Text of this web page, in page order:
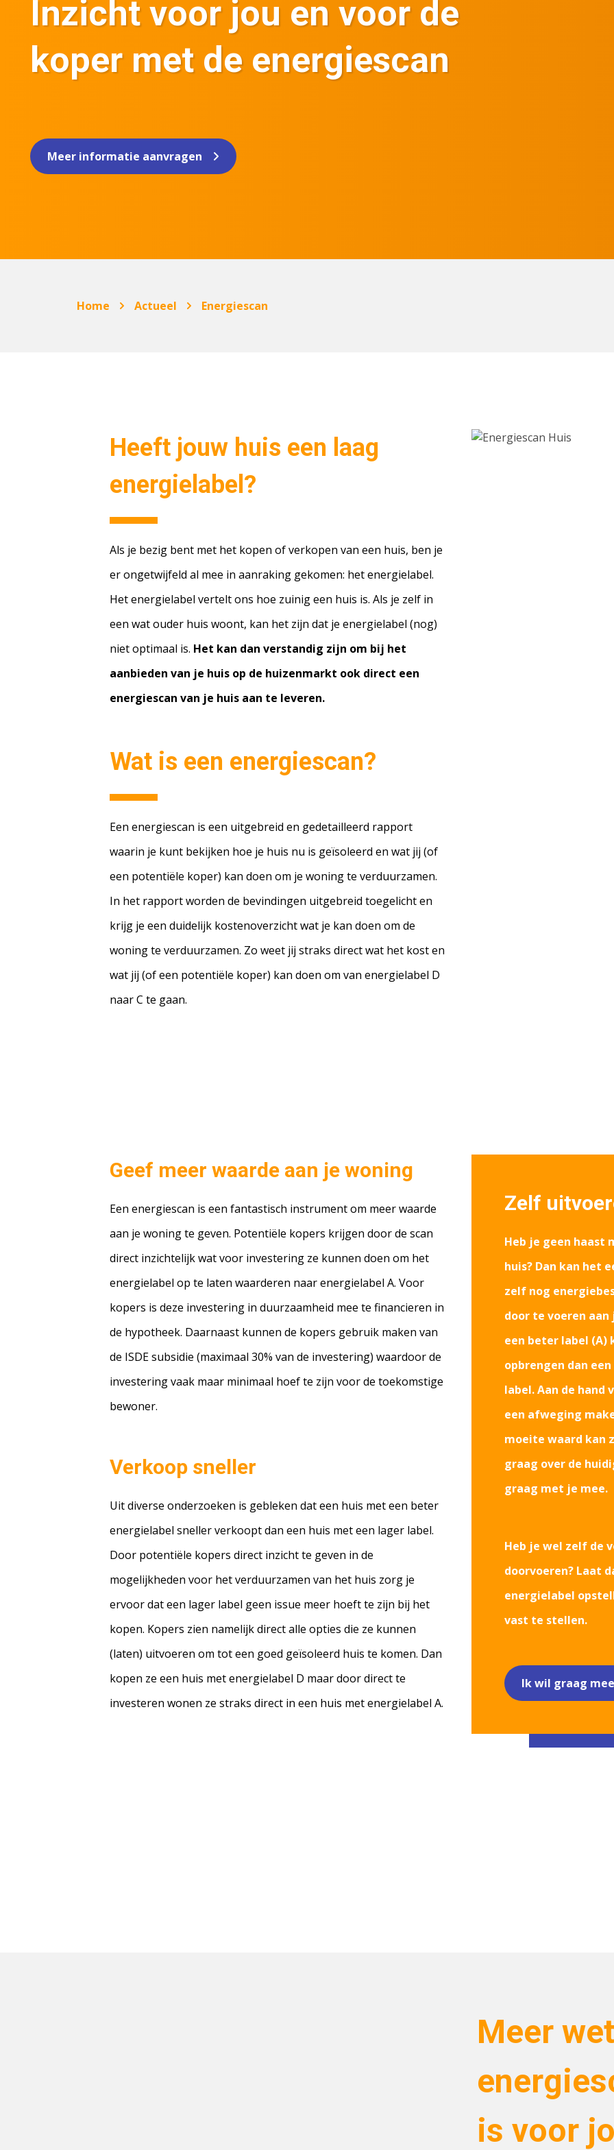
Inzicht voor jou en voor de
koper met de energiescan
Meer informatie aanvragen
Home Actueel Energiescan
Heeft jouw huis een laag
energielabel?
Als je bezig bent met het kopen of verkopen van een huis, ben je
er ongetwijfeld al mee in aanraking gekomen: het energielabel.
Het energielabel vertelt ons hoe zuinig een huis is. Als je zelf in
een wat ouder huis woont, kan het zijn dat je energielabel (nog)
niet optimaal is. Het kan dan verstandig zijn om bij het
aanbieden van je huis op de huizenmarkt ook direct een
energiescan van je huis aan te leveren.
Wat is een energiescan?
Een energiescan is een uitgebreid en gedetailleerd rapport
waarin je kunt bekijken hoe je huis nu is geïsoleerd en wat jij (of
een potentiële koper) kan doen om je woning te verduurzamen.
In het rapport worden de bevindingen uitgebreid toegelicht en
krijg je een duidelijk kostenoverzicht wat je kan doen om de
woning te verduurzamen. Zo weet jij straks direct wat het kost en
wat jij (of een potentiële koper) kan doen om van energielabel D
naar C te gaan.
Geef meer waarde aan je woning
Een energiescan is een fantastisch instrument om meer waarde
aan je woning te geven. Potentiële kopers krijgen door de scan
direct inzichtelijk wat voor investering ze kunnen doen om het
energielabel op te laten waarderen naar energielabel A. Voor
kopers is deze investering in duurzaamheid mee te financieren in
de hypotheek. Daarnaast kunnen de kopers gebruik maken van
de ISDE subsidie (maximaal 30% van de investering) waardoor de
investering vaak maar minimaal hoef te zijn voor de toekomstige
bewoner.
Verkoop sneller
Uit diverse onderzoeken is gebleken dat een huis met een beter
energielabel sneller verkoopt dan een huis met een lager label.
Door potentiële kopers direct inzicht te geven in de
mogelijkheden voor het verduurzamen van het huis zorg je
ervoor dat een lager label geen issue meer hoeft te zijn bij het
kopen. Kopers zien namelijk direct alle opties die ze kunnen
(laten) uitvoeren om tot een goed geïsoleerd huis te komen. Dan
kopen ze een huis met energielabel D maar door direct te
investeren wonen ze straks direct in een huis met energielabel A.
Zelf
Heb je geen haast
huis? Dan kan het
zelf nog
door te voeren aan
een beter label (A)
opbrengen dan
label. Aan de hand
een afweging
moeite waard kan
graag over de
graag met je mee.
Heb je wel zelf de
doorvoeren? Laat
energielabel
vast te stellen.
Ik wil graag
Meer
is voor